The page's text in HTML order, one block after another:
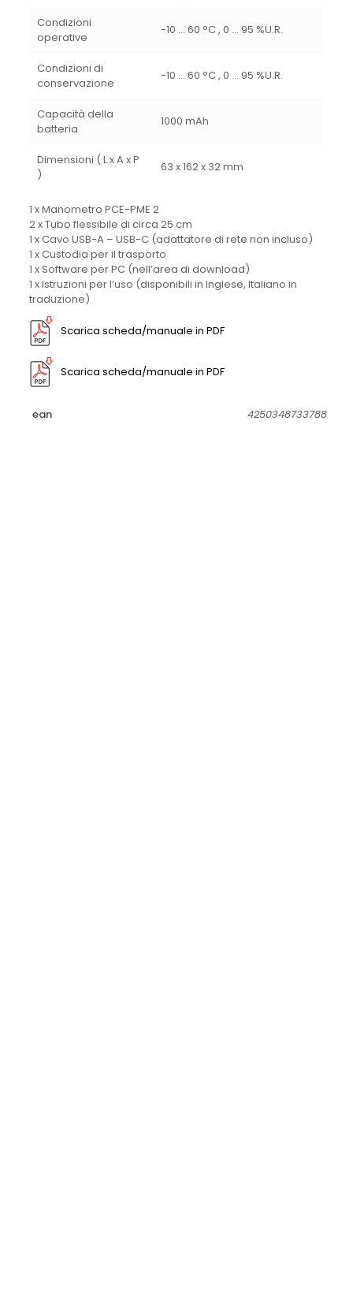
Condizioni
operative
-10 … 60 °C , 0 … 95 %U.R.
Condizioni di
conservazione
-10 … 60 °C , 0 … 95 %U.R.
Capacità della
batteria
1000 mAh
Dimensioni ( L x A x P
)
63 x 162 x 32 mm
1 x Manometro PCE-PME 2
2 x Tubo flessibile di circa 25 cm
1 x Cavo USB-A – USB-C (adattatore di rete non incluso)
1 x Custodia per il trasporto
1 x Software per PC (nell’area di download)
1 x Istruzioni per l’uso (disponibili in Inglese, Italiano in
traduzione)
Scarica scheda/manuale in PDF
Scarica scheda/manuale in PDF
ean 4250348733788